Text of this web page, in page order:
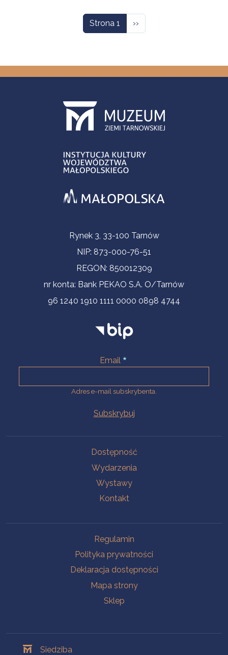
Strona 1 Następna strona
››
Informacje kontaktoweRynek 3, 33-100 Tarnów
NIP: 873-000-76-51
REGON: 850012309
nr konta: Bank PEKAO S.A. O/Tarnów
96 1240 1910 1111 0000 0898 4744
Email
Adres e-mail subskrybenta.
Dostępność
Wydarzenia
Wystawy
Kontakt
Regulamin
Polityka prywatności
Deklaracja dostępności
Mapa strony
Sklep
Siedziba